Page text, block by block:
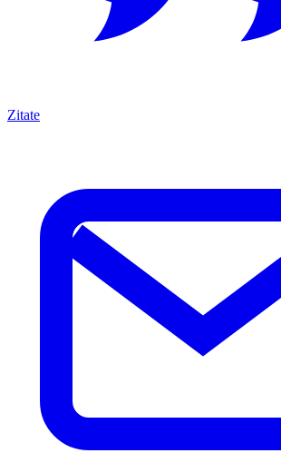
Zitate